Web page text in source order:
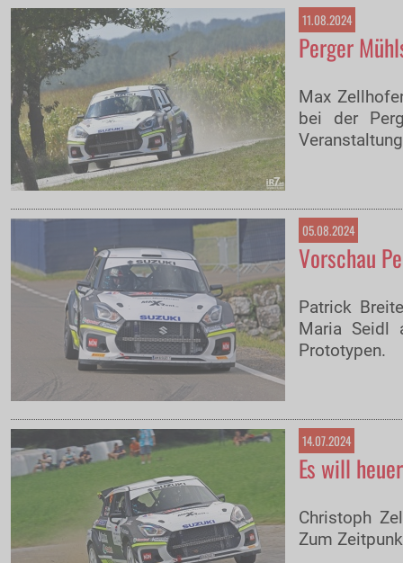
11.08.2024
Perger
Max
bei der
05.08.2024
Vorschau
Patrick
Maria Seidl
Prototypen.
14.07.2024
Es will
Christoph
Zum